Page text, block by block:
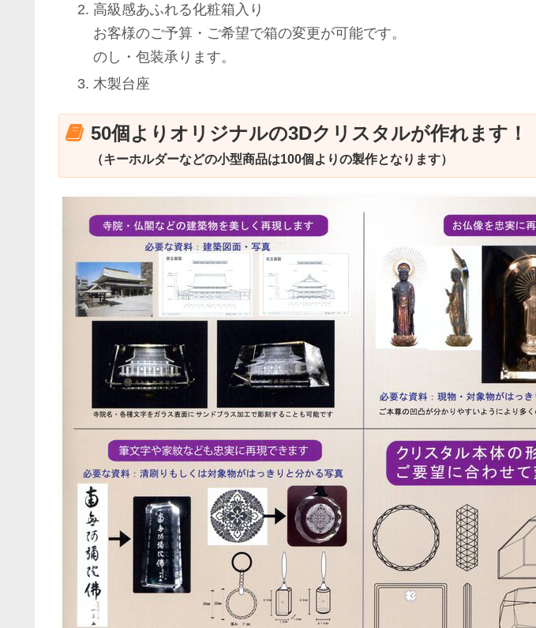
高級感あふれる化粧箱入り
お客様のご予算・ご希望で箱の変更が可能です。
のし・包装承ります。
木製台座
50個よりオリジナルの3Dクリスタルが作れます！
（キーホルダーなどの小型商品は100個よりの製作となります）